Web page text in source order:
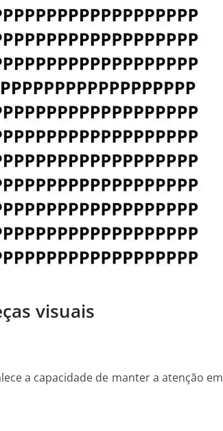
visuais
a capacidade de manter a atenção em